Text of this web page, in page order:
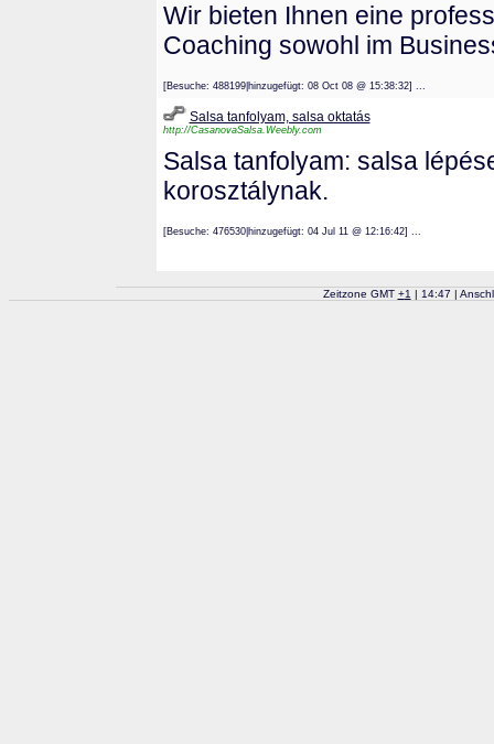
Wir bieten Ihnen eine
Coaching sowohl im
[Besuche: 488199|hinzugefügt: 08 Oct 08 @ 15:38:32] ...
Salsa tanfolyam, salsa oktatás
http://CasanovaSalsa.Weebly.com
Salsa tanfolyam: salsa
korosztálynak.
[Besuche: 476530|hinzugefügt: 04 Jul 11 @ 12:16:42] ...
Zeitzone GMT +1 | 14:47 |